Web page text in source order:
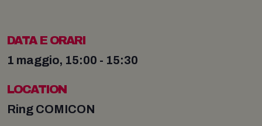
DATA E ORARI
1 maggio, 15:00 - 15:30
LOCATION
Ring COMICON